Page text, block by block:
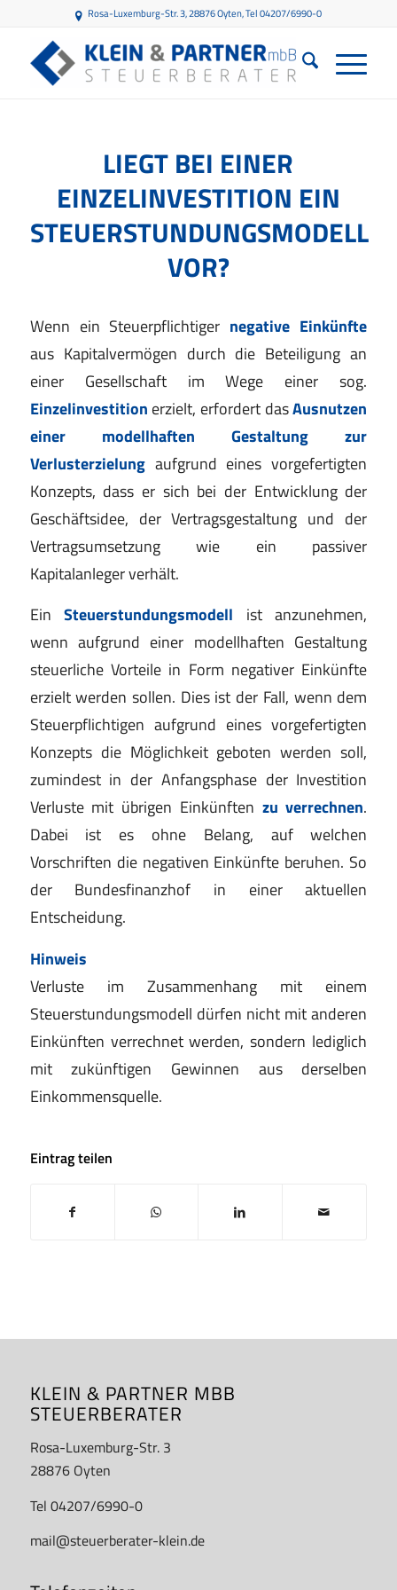
Rosa-Luxemburg-Str. 3, 28876 Oyten, Tel 04207/6990-0
LIEGT BEI EINER
EINZELINVESTITION EIN
STEUERSTUNDUNGSMODELL
VOR?
Wenn ein Steuerpflichtiger negative Einkünfte
aus Kapitalvermögen durch die Beteiligung an
einer Gesellschaft im Wege einer sog.
Einzelinvestition erzielt, erfordert dasAusnutzen
einer modellhaften Gestaltung zur
Verlusterzielungaufgrund eines vorgefertigten
Konzepts, dass er sich bei der Entwicklung der
Geschäftsidee, der Vertragsgestaltung und der
Vertragsumsetzung wie ein passiver
Kapitalanleger verhält.
EinSteuerstundungsmodell ist anzunehmen,
wenn aufgrund einer modellhaften Gestaltung
steuerliche Vorteile in Form negativer Einkünfte
erzielt werden sollen. Dies ist der Fall, wenn dem
Steuerpflichtigen aufgrund eines vorgefertigten
Konzepts die Möglichkeit geboten werden soll,
zumindest in der Anfangsphase der Investition
Verluste mit übrigen Einkünften zu verrechnen.
Dabei ist es ohne Belang, auf welchen
Vorschriften die negativen Einkünfte beruhen. So
der Bundesfinanzhof in einer aktuellen
Entscheidung.
Hinweis
Verluste im Zusammenhang mit einem
Steuerstundungsmodell dürfen nicht mit anderen
Einkünften verrechnet werden, sondern lediglich
mit zukünftigen Gewinnen aus derselben
Einkommensquelle.
Eintrag teilen
KLEIN & PARTNER MBB
STEUERBERATER
Rosa-Luxemburg-Str. 3
28876 Oyten
Tel 04207/6990-0
mail@steuerberater-klein.de